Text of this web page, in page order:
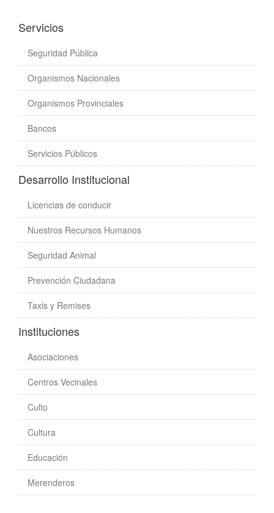
Servicios
Seguridad Pública
Organismos Nacionales
Organismos Provinciales
Bancos
Servicios Públicos
Desarrollo Institucional
Licencias de conducir
Nuestros Recursos Humanos
Seguridad Animal
Prevención Ciudadana
Taxis y Remises
Instituciones
Asociaciones
Centros Vecinales
Culto
Cultura
Educación
Merenderos